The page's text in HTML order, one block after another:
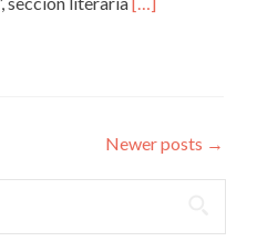
Newer posts →